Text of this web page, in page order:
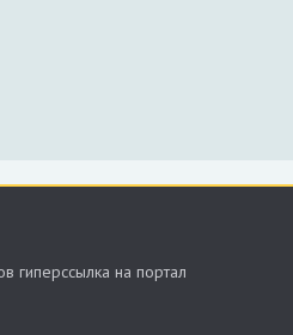
гиперссылка на портал